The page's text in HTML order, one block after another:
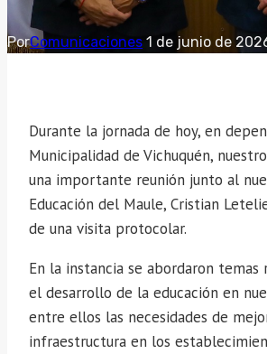
PorComunicaciones 1 de junio de
Durante la jornada de hoy, en
Municipalidad de Vichuquén,
una importante reunión junto al
Educación del Maule, Cristian
de una visita protocolar.
En la instancia se abordaron temas
el desarrollo de la educación en
entre ellos las necesidades de
infraestructura en los